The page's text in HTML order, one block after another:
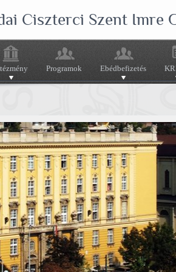
Ciszterci Szent Imre
Programok Ebédbefizetés